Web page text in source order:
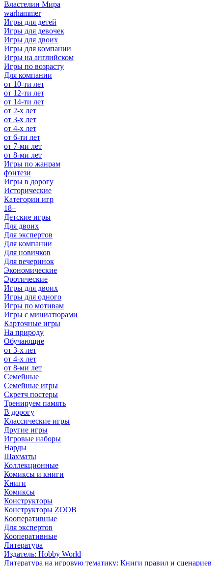
Властелин Мира
warhammer
Игры для детей
Игры для девочек
Игры для двоих
Игры для компании
Игры на английском
Игры по возрасту
Для компании
от 10-ти лет
от 12-ти лет
от 14-ти лет
от 2-х лет
от 3-х лет
от 4-х лет
от 6-ти лет
от 7-ми лет
от 8-ми лет
Игры по жанрам
фэнтези
Игры в дорогу
Исторические
Категории игр
18+
Детские игры
Для двоих
Для экспертов
Для компании
Для новичков
Для вечеринок
Экономические
Эротические
Игры для двоих
Игры для одного
Игры по мотивам
Игры с миниатюрами
Карточные игры
На природу
Обучающие
от 3-х лет
от 4-х лет
от 8-ми лет
Семейные
Семейные игры
Скретч постеры
Тренируем память
В дорогу
Классические игры
Другие игры
Игровые наборы
Нарды
Шахматы
Коллекционные
Комиксы и книги
Книги
Комиксы
Конструкторы
Конструкторы ZOOB
Кооперативные
Для экспертов
Кооперативные
Литература
Издатель: Hobby World
Литература на игровую тематику: Книги правил и сценариев